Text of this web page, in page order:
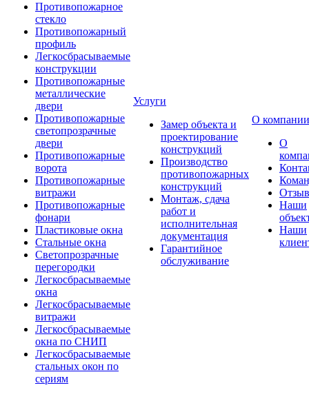
Противопожарное
стекло
Противопожарный
профиль
Легкосбрасываемые
конструкции
Противопожарные
металлические
двери
Противопожарные
светопрозрачные
двери
Противопожарные
ворота
Противопожарные
витражи
Противопожарные
фонари
Пластиковые окна
Стальные окна
Светопрозрачные
перегородки
Легкосбрасываемые
окна
Легкосбрасываемые
витражи
Легкосбрасываемые
окна по СНИП
Легкосбрасываемые
стальных окон по
сериям
Услуги
Замер объекта и
проектирование
конструкций
Производство
противопожарных
конструкций
Монтаж, сдача
работ и
исполнительная
документация
Гарантийное
обслуживание
О компании
О
Наши
Наши